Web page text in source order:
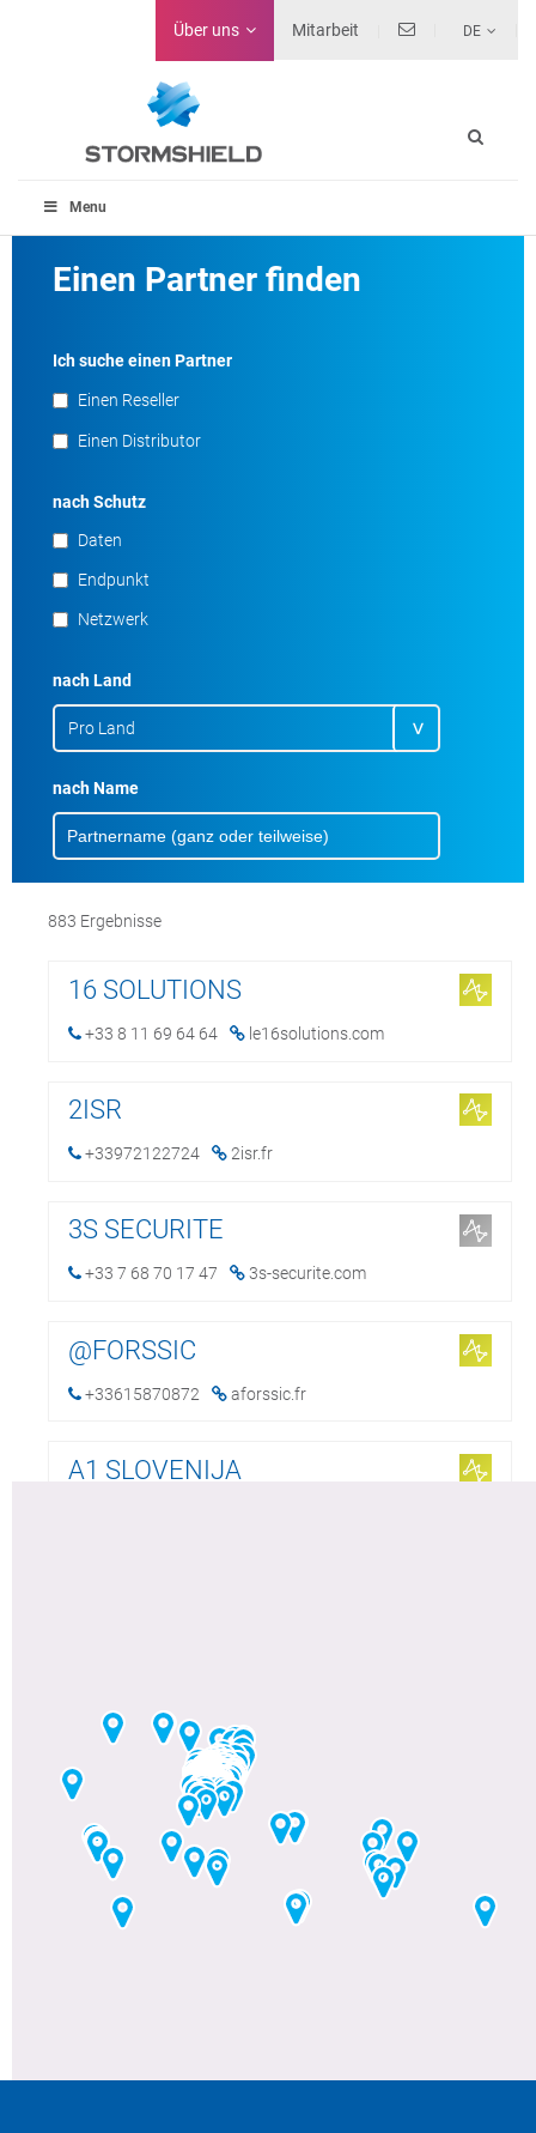
Über uns Mitarbeit DE
Menu
Einen Partner finden
Ich suche einen Partner
Einen Reseller
Einen Distributor
nach Schutz
Daten
Endpunkt
Netzwerk
nach Land
nach Name
883 Ergebnisse
16 SOLUTIONS
+33 8 11 69 64 64 le16solutions.com
2ISR
+33972122724 2isr.fr
3S SECURITE
+33 7 68 70 17 47 3s-securite.com
@FORSSIC
+33615870872 aforssic.fr
A1 SLOVENIJA
A2COM – NANTES
+33228011684 foliateam.com
A2COM – RENNES
+33 2 99 85 59 59